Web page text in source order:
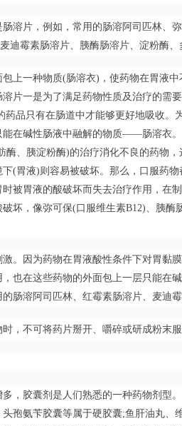
溶片，例如，常用的肠溶阿司匹林、
迪霉素肠溶片、胰酶肠溶片、淀粉酶、
上一种物质(肠溶衣)，使药物在胃液
片一是为了满足药物性质及治疗的需
药品只有在肠道中才能够更好地吸收。
能在碱性肠液中融解的物质——肠溶衣
酶、胰淀粉酶)的治疗消化不良的药物
(胃液)则容易被破坏。那么，口服药
被胃液的酸破坏而失去治疗作用，在
坏，像弥可保(口服维生素B12)、胰酶
。因为药物在胃液酸性条件下对胃黏
，也在这些药物的外面包上一层只能
肠溶阿司匹林、红霉素肠溶片、麦迪
，不可将药片掰开、嚼碎或研成粉末
，胶囊剂是人们熟悉的一种药物剂型
孢氨苄胶囊等属于硬胶囊;鱼肝油丸、